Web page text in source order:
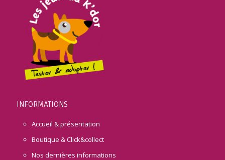
INFORMATIONS
Accueil & présentation
Boutique & Click&collect
Nos dernières informations